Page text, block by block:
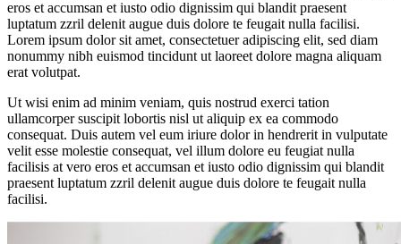
eros et accumsan et iusto odio dignissim qui blandit praesent
luptatum zzril delenit augue duis dolore te feugait nulla facilisi.
Lorem ipsum dolor sit amet, consectetuer adipiscing elit, sed diam
nonummy nibh euismod tincidunt ut laoreet dolore magna aliquam
erat volutpat.
Ut wisi enim ad minim veniam, quis nostrud exerci tation
ullamcorper suscipit lobortis nisl ut aliquip ex ea commodo
consequat. Duis autem vel eum iriure dolor in hendrerit in vulputate
velit esse molestie consequat, vel illum dolore eu feugiat nulla
facilisis at vero eros et accumsan et iusto odio dignissim qui blandit
praesent luptatum zzril delenit augue duis dolore te feugait nulla
facilisi.